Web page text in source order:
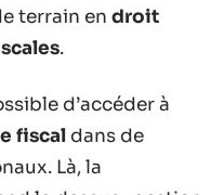
terrain en droit
.
d’accéder à
fiscal dans de
Là, la